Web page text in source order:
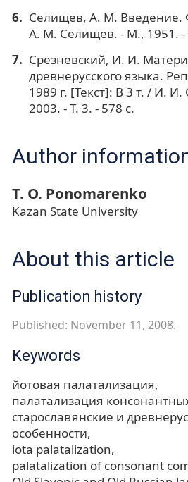
Селищев, А. М. Введение.
А. М. Селищев. - М., 1951. -
Срезневский, И. И.
древнерусского языка.
1989 г. [Текст]: В 3 т. / И.
2003. - Т. 3. - 578 с.
Author
T. O. Ponomarenko
Kazan State University
About this article
Publication history
Published: November 11, 2008.
Keywords
йотовая палатализация
палатализация
старославянские и
особенности
iota palatalization
palatalization of consonant